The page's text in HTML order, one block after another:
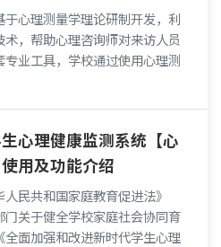
心理测量学理论研制开发，利
，帮助心理咨询师对来访人员
业工具，学校通过使用心理测
心理健康监测系统【心
用及功能介绍
民共和国家庭教育促进法》
门关于健全学校家庭社会协同育
全面加强和改进新时代学生心理